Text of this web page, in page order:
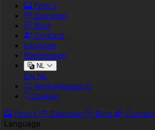
Foto's
Diensten
Blog
Contact
Inloggen
Registreren
NL
EN NL
Winkelwagen 0
Zoeken
Foto's
Diensten Blog
Contact
Language